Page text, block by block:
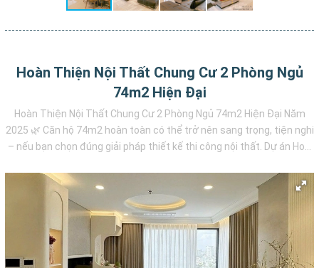
Hoàn Thiện Nội Thất Chung Cư 2 Phòng Ngủ
74m2 Hiện Đại
Hoàn Thiện Nội Thất Chung Cư 2 Phòng Ngủ 74m2 Hiện Đại Năm
2025 🌿 Căn hộ 74m2 hoàn toàn có thể trở nên sang trọng, tiện nghi
– nếu bạn chọn đúng giải pháp thiết kế thi công nội thất. Dự án Ho...